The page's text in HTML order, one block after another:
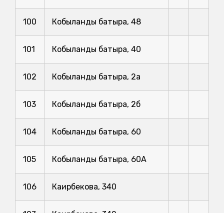
100 Кобыланды батыра, 48
101 Кобыланды батыра, 40
102 Кобыланды батыра, 2а
103 Кобыланды батыра, 2б
104 Кобыланды батыра, 60
105 Кобыланды батыра, 60А
106 Каирбекова, 340